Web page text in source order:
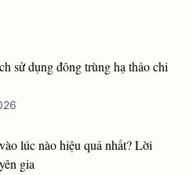
sử dụng đông trùng hạ thảo chi
lúc nào hiệu quả nhất? Lời
gia